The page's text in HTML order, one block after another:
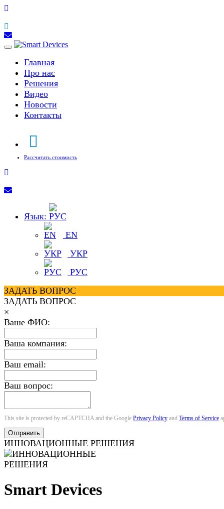
Toggle
navigationГлавная
Про нас
Решения
Видео
Новости
Контакты
Рассчитать стоимость
Язык:
EN
УКР
РУС
ЗАДАТЬ ВОПРОС
ЗАДАТЬ ВОПРОС
×
Ваше ФИО:
Ваша компания:
Ваш email:
Ваш вопрос:
This site is protected by reCAPTCHA and the Google Privacy Policy and Terms of Service
Отправить
ИННОВАЦИОННЫЕ РЕШЕНИЯ
Smart Devices